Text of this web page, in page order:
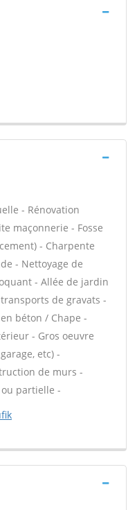
- Rénovation
maçonnerie - Fosse
- Charpente
- Nettoyage de
- Allée de jardin
de gravats -
béton / Chape -
- Gros oeuvre
etc) -
de murs -
partielle -